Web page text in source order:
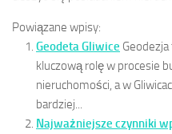
Powiązane wpisy:
Geodeta Gliwice
kluczową rolę w procesie
nieruchomości, a w
bardziej...
Najważniejsze czynniki